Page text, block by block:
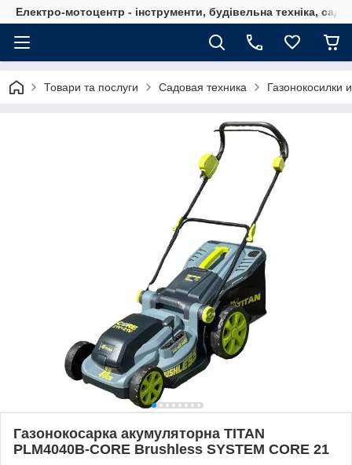
Електро-мотоцентр - інструменти, будівельна техніка,
Товари та послуги Садовая техника Газонокосилки
Газонокосарка акумуляторна TITAN
PLM4040B-CORE Brushless SYSTEM CORE 21